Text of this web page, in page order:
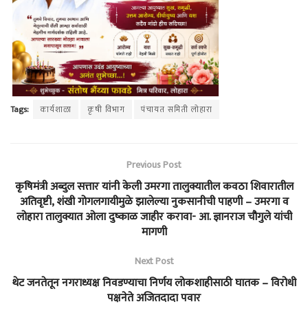
Tags: कार्यशाळा कृषी विभाग पंचायत समिती लोहारा
Previous Post
कृषिमंत्री अब्दुल सत्तार यांनी केली उमरगा तालुक्यातील कवठा शिवारातील
अतिवृष्टी, शंखी गोगलगायीमुळे झालेल्या नुकसानीची पाहणी – उमरगा व
लोहारा तालुक्यात ओला दुष्काळ जाहीर करावा- आ. ज्ञानराज चौगुले यांची
मागणी
Next Post
थेट जनतेतून नगराध्यक्ष निवडण्याचा निर्णय लोकशाहीसाठी घातक – विरोधी
पक्षनेते अजितदादा पवार